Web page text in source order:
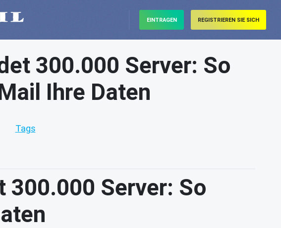
EINTRAGEN REGISTRIEREN SIE SICH
300.000 Server: So
Ihre Daten
Tags
300.000 Server: So